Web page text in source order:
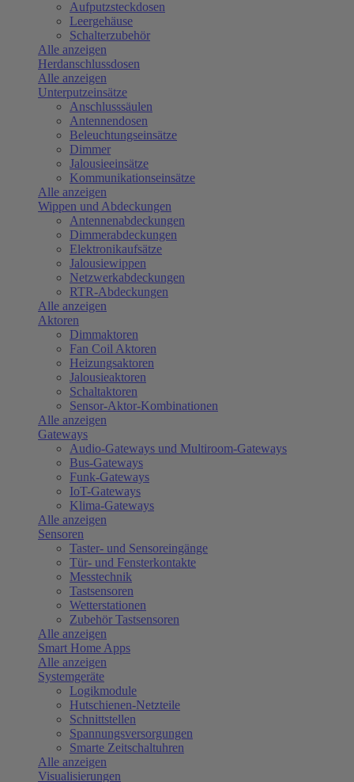
Aufputzsteckdosen
Leergehäuse
Schalterzubehör
Alle anzeigen
Herdanschlussdosen
Alle anzeigen
Unterputzeinsätze
Anschlusssäulen
Antennendosen
Beleuchtungseinsätze
Dimmer
Jalousieeinsätze
Kommunikationseinsätze
Alle anzeigen
Wippen und Abdeckungen
Antennenabdeckungen
Dimmerabdeckungen
Elektronikaufsätze
Jalousiewippen
Netzwerkabdeckungen
RTR-Abdeckungen
Alle anzeigen
Aktoren
Dimmaktoren
Fan Coil Aktoren
Heizungsaktoren
Jalousieaktoren
Schaltaktoren
Sensor-Aktor-Kombinationen
Alle anzeigen
Gateways
Audio-Gateways und Multiroom-Gateways
Bus-Gateways
Funk-Gateways
IoT-Gateways
Klima-Gateways
Alle anzeigen
Sensoren
Taster- und Sensoreingänge
Tür- und Fensterkontakte
Messtechnik
Tastsensoren
Wetterstationen
Zubehör Tastsensoren
Alle anzeigen
Smart Home Apps
Alle anzeigen
Systemgeräte
Logikmodule
Hutschienen-Netzteile
Schnittstellen
Spannungsversorgungen
Smarte Zeitschaltuhren
Alle anzeigen
Visualisierungen